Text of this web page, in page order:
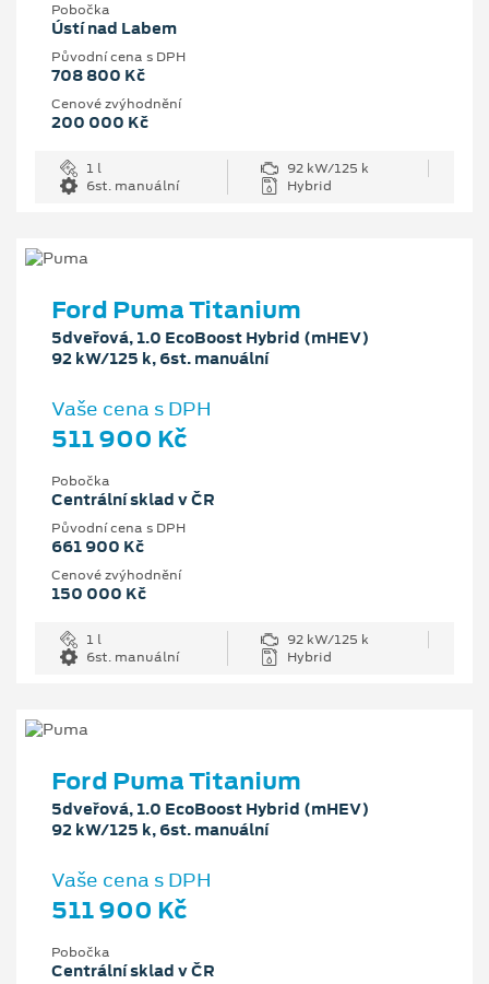
Pobočka
Ústí nad Labem
Původní cena s DPH
708 800 Kč
Cenové zvýhodnění
200 000 Kč
1 l
92 kW/125 k
6st. manuální
Hybrid
Ford Puma Titanium
5dveřová, 1.0 EcoBoost Hybrid (mHEV)
92 kW/125 k, 6st. manuální
Vaše cena s DPH
511 900 Kč
Pobočka
Centrální sklad v ČR
Původní cena s DPH
661 900 Kč
Cenové zvýhodnění
150 000 Kč
1 l
92 kW/125 k
6st. manuální
Hybrid
Ford Puma Titanium
5dveřová, 1.0 EcoBoost Hybrid (mHEV)
92 kW/125 k, 6st. manuální
Vaše cena s DPH
511 900 Kč
Pobočka
Centrální sklad v ČR